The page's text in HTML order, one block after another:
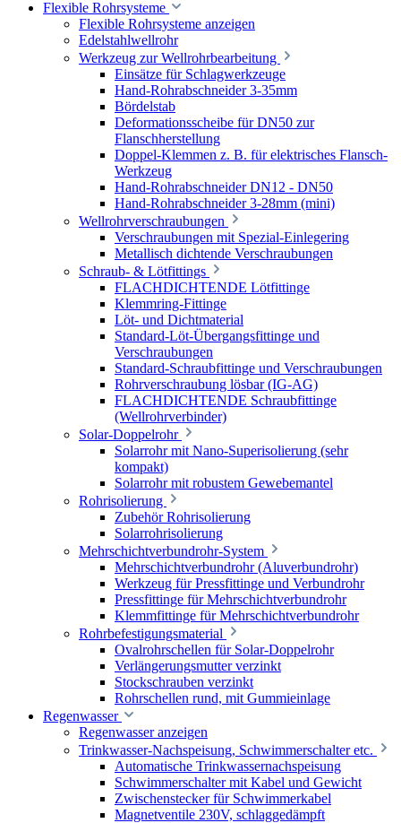
Flexible Rohrsysteme
Flexible Rohrsysteme anzeigen
Edelstahlwellrohr
Werkzeug zur Wellrohrbearbeitung
Einsätze für Schlagwerkzeuge
Hand-Rohrabschneider 3-35mm
Bördelstab
Deformationsscheibe für DN50 zur
Flanschherstellung
Doppel-Klemmen z. B. für elektrisches Flansch-
Werkzeug
Hand-Rohrabschneider DN12 - DN50
Hand-Rohrabschneider 3-28mm (mini)
Wellrohrverschraubungen
Verschraubungen mit Spezial-Einlegering
Metallisch dichtende Verschraubungen
Schraub- & Lötfittings
FLACHDICHTENDE Lötfittinge
Klemmring-Fittinge
Löt- und Dichtmaterial
Standard-Löt-Übergangsfittinge und
Verschraubungen
Standard-Schraubfittinge und Verschraubungen
Rohrverschraubung lösbar (IG-AG)
FLACHDICHTENDE Schraubfittinge
(Wellrohrverbinder)
Solar-Doppelrohr
Solarrohr mit Nano-Superisolierung (sehr
kompakt)
Solarrohr mit robustem Gewebemantel
Rohrisolierung
Zubehör Rohrisolierung
Solarrohrisolierung
Mehrschichtverbundrohr-System
Mehrschichtverbundrohr (Aluverbundrohr)
Werkzeug für Pressfittinge und Verbundrohr
Pressfittinge für Mehrschichtverbundrohr
Klemmfittinge für Mehrschichtverbundrohr
Rohrbefestigungsmaterial
Ovalrohrschellen für Solar-Doppelrohr
Verlängerungsmutter verzinkt
Stockschrauben verzinkt
Rohrschellen rund, mit Gummieinlage
Regenwasser
Regenwasser anzeigen
Trinkwasser-Nachspeisung, Schwimmerschalter etc.
Automatische Trinkwassernachspeisung
Schwimmerschalter mit Kabel und Gewicht
Zwischenstecker für Schwimmerkabel
Magnetventile 230V, schlaggedämpft